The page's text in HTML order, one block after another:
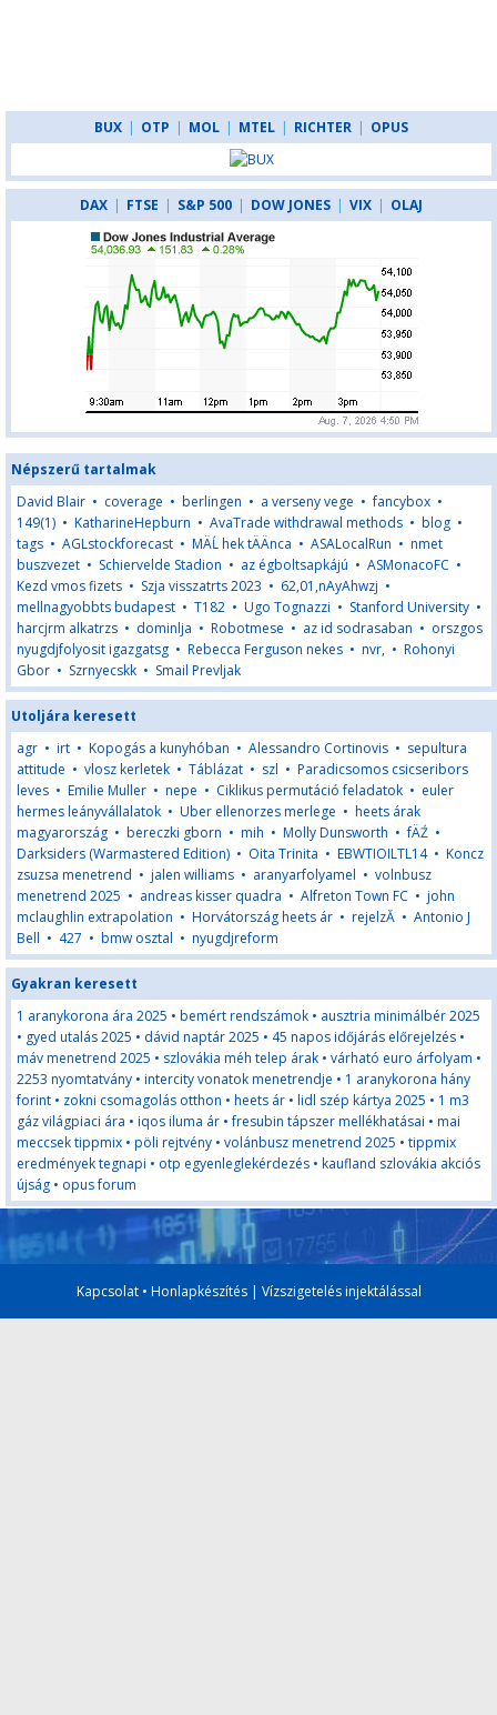
BUX | OTP | MOL | MTEL | RICHTER | OPUS
DAX | FTSE | S&P 500 | DOW JONES | VIX | OLAJ
Népszerű tartalmak
David Blair • coverage • berlingen • a verseny vege •fancybox •
149(1) • KatharineHepburn • AvaTrade withdrawal methods • blog •
tags • AGLstockforecast • MÄĹ hek tÄÄnca • ASALocalRun • nmet
buszvezet • Schiervelde Stadion • az égboltsapkájú • ASMonacoFC •
Kezd vmos fizets • Szja visszatrts 2023 • 62,01,nAyAhwzj •
mellnagyobbts budapest • T182 • Ugo Tognazzi • Stanford University •
harcjrm alkatrzs • dominlja • Robotmese • az id sodrasaban • orszgos
nyugdjfolyosit igazgatsg • Rebecca Ferguson nekes • nvr, • Rohonyi
Gbor • Szrnyecskk • Smail Prevljak
Utoljára keresett
agr • irt • Kopogás a kunyhóban • Alessandro Cortinovis • sepultura
attitude • vlosz kerletek • Táblázat • szl • Paradicsomos csicseribors
leves • Emilie Muller • nepe • Ciklikus permutáció feladatok • euler
hermes leányvállalatok • Uber ellenorzes merlege • heets árak
magyarország • bereczki gborn • mih • Molly Dunsworth •fÄŹ •
Darksiders (Warmastered Edition) • Oita Trinita • EBWTIOILTL14• Koncz
zsuzsa menetrend • jalen williams • aranyarfolyamel • volnbusz
menetrend 2025 • andreas kisser quadra • Alfreton Town FC • john
mclaughlin extrapolation • Horvátország heets ár • rejelzĂ • Antonio J
Bell • 427 • bmw osztal • nyugdjreform
Gyakran keresett
1 aranykorona ára 2025 • bemért rendszámok • ausztria minimálbér 2025
• gyed utalás 2025 • dávid naptár 2025 • 45 napos időjárás előrejelzés •
máv menetrend 2025 • szlovákia méh telep árak • várható euro árfolyam •
2253 nyomtatvány • intercity vonatok menetrendje • 1 aranykorona hány
forint • zokni csomagolás otthon • heets ár • lidl szép kártya 2025 • 1 m3
gáz világpiaci ára • iqos iluma ár •fresubin tápszer mellékhatásai • mai
meccsek tippmix • pöli rejtvény • volánbusz menetrend 2025 • tippmix
eredmények tegnapi • otp egyenleglekérdezés • kaufland szlovákia akciós
újság • opus forum
Kapcsolat• Honlapkészítés| Vízszigetelés injektálással